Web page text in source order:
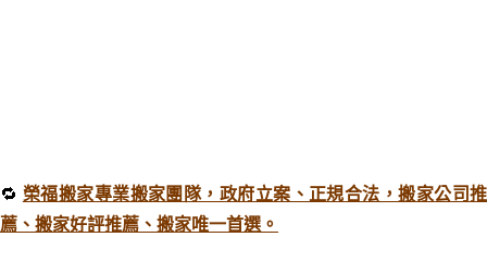
🔁 榮福搬家專業搬家團隊，政府立案、正規合法，搬家公司推
薦、搬家好評推薦、搬家唯一首選。